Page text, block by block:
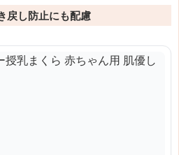
戻し防止にも配慮